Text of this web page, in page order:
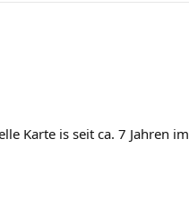
Karte is seit ca. 7 Jahren im